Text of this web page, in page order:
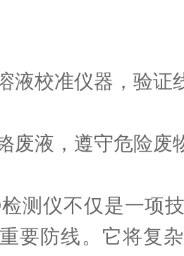
液校准仪器，验证
废液，遵守危险废
测仪不仅是一项
要防线。它将复